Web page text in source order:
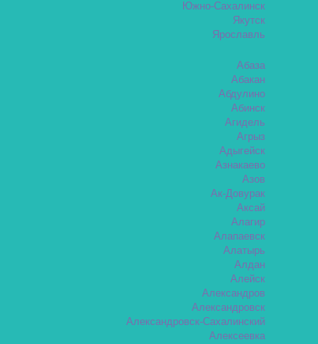
Южно-Сахалинск
Якутск
Ярославль
Абаза
Абакан
Абдулино
Абинск
Агидель
Агрыз
Адыгейск
Азнакаево
Азов
Ак-Довурак
Аксай
Алагир
Алапаевск
Алатырь
Алдан
Алейск
Александров
Александровск
Александровск-Сахалинский
Алексеевка